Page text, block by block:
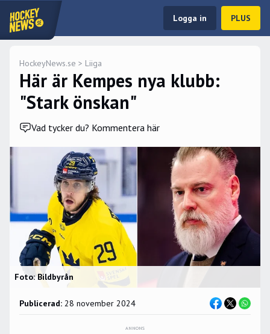
Logga in PLUS
HockeyNews.se > Liiga
Här är Kempes nya klubb:
"Stark önskan"
Vad tycker du? Kommentera här
Foto: Bildbyrån
Publicerad: 28 november 2024
ANNONS